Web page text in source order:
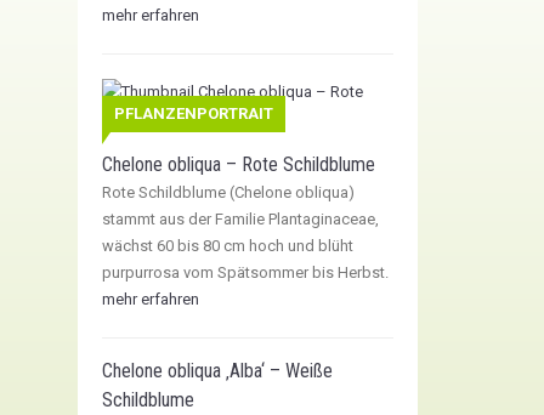
mehr erfahren
PFLANZENPORTRAIT
Chelone obliqua – Rote Schildblume
Rote Schildblume (Chelone obliqua)
stammt aus der Familie Plantaginaceae,
wächst 60 bis 80 cm hoch und blüht
purpurrosa vom Spätsommer bis Herbst.
mehr erfahren
Chelone obliqua ‚Alba‘ – Weiße
Schildblume